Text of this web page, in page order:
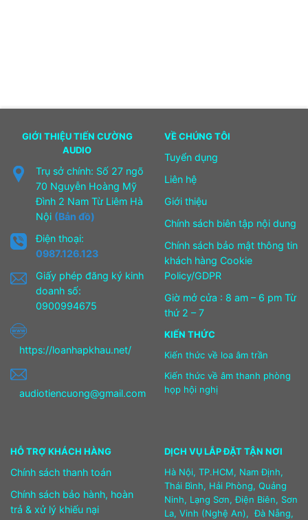
GIỚI THIỆU TIẾN CƯỜNG
AUDIO
Trụ sở chính: Số 27 ngõ
70 Nguyễn Hoàng Mỹ
Đình 2 Nam Từ Liêm Hà
Nội (Bản đồ)
Điện thoại:
0987.126.123
Giấy phép đăng ký kinh
doanh số:
0900994675
https://loanhapkhau.net/
audiotiencuong@gmail.com
VỀ CHÚNG TÔI
Tuyển dụng
Liên hệ
Giới thiệu
Chính sách biên tập nội dung
Chính sách bảo mật thông tin
khách hàng Cookie
Policy/GDPR
Giờ mở cửa : 8 am – 6 pm Từ
thứ 2 – 7
KIẾN THỨC
Kiến thức về loa âm trần
Kiến thức về âm thanh phòng
họp hội nghị
HỖ TRỢ KHÁCH HÀNG
Chính sách thanh toán
Chính sách bảo hành, hoàn
trả & xử lý khiếu nại
DỊCH VỤ LẮP ĐẶT TẬN NƠI
Hà Nội, TP.HCM, Nam Định,
Thái Bình, Hải Phòng, Quảng
Ninh, Lạng Sơn, Điện Biên, Sơn
La, Vinh (Nghệ An), Đà Nẵng,